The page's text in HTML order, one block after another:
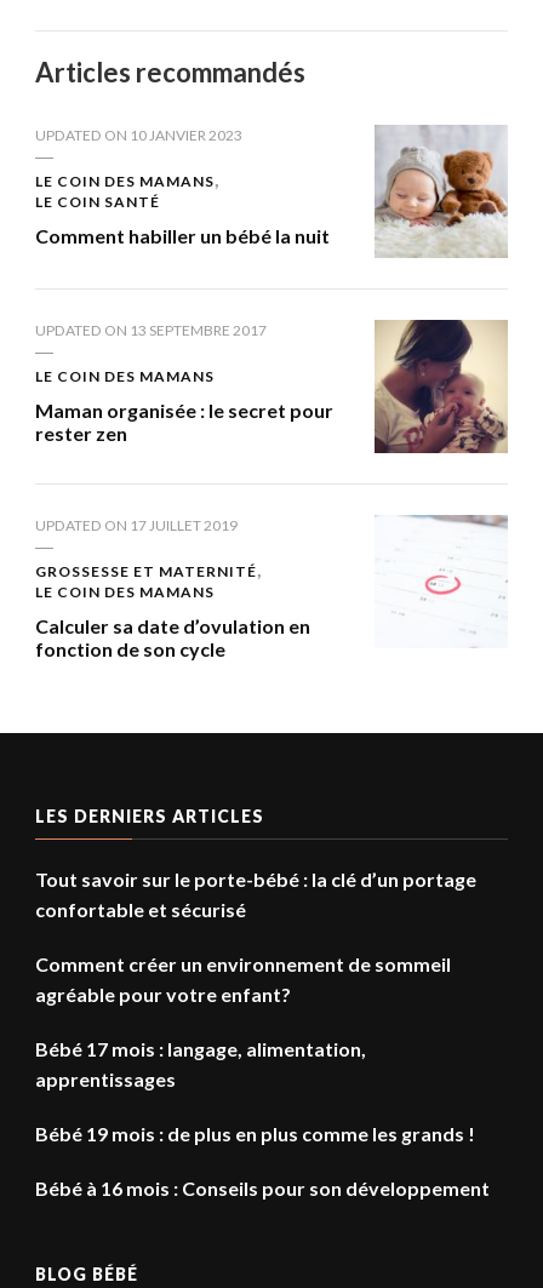
Articles recommandés
UPDATED ON 10 JANVIER 2023
LE COIN DES MAMANS
LE COIN SANTÉ
Comment habiller un bébé la nuit
UPDATED ON 13 SEPTEMBRE 2017
LE COIN DES MAMANS
Maman organisée : le secret pour
rester zen
UPDATED ON 17 JUILLET 2019
GROSSESSE ET MATERNITÉ
LE COIN DES MAMANS
Calculer sa date d’ovulation en
fonction de son cycle
LES DERNIERS ARTICLES
Tout savoir sur le porte-bébé : la clé d’un portage
confortable et sécurisé
Comment créer un environnement de sommeil
agréable pour votre enfant?
Bébé 17 mois : langage, alimentation,
apprentissages
Bébé 19 mois : de plus en plus comme les grands !
Bébé à 16 mois : Conseils pour son développement
BLOG BÉBÉ